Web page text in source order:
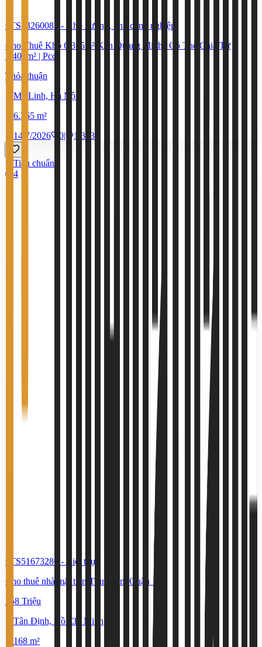
#TS13260085 -
Kho xưởng, khu công nghiệp
Cho Thuê Kho 6.365m² Kcn Quang Minh | Có Thể Chia Từ
1.400m² | Pccc
Thỏa thuận
Mê Linh, Hà Nội
6.365 m²
14/7/2026
0| 1.393
Tiêu chuẩn
4
#TS51673280 -
Biệt thự
Cho thuê nhà mặt tiền Trung tâm Quận 1
158 Triệu
Tân Định, Hồ Chí Minh
168 m²